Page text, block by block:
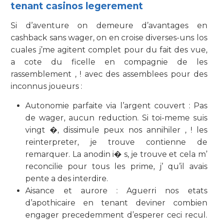
tenant casinos legerement
Si d’aventure on demeure d’avantages en
cashback sans wager, on en croise diverses-uns los
cuales j’me agitent complet pour du fait des vue,
a cote du ficelle en compagnie de les
rassemblement , ! avec des assemblees pour des
inconnus joueurs :
Autonomie parfaite via l’argent couvert : Pas
de wager, aucun reduction. Si toi-meme suis
vingt �, dissimule peux nos annihiler , ! les
reinterpreter, je trouve contienne de
remarquer. La anodin i� s, je trouve et cela m’
reconcilie pour tous les prime, j’ qu’il avais
pente a des interdire.
Aisance et aurore : Aguerri nos etats
d’apothicaire en tenant deviner combien
engager precedemment d’esperer ceci recul.